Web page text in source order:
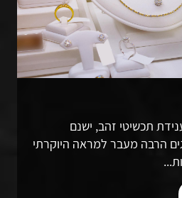
תכשיטי זהב, ישנם
הרבה מעבר למראה היוקרתי